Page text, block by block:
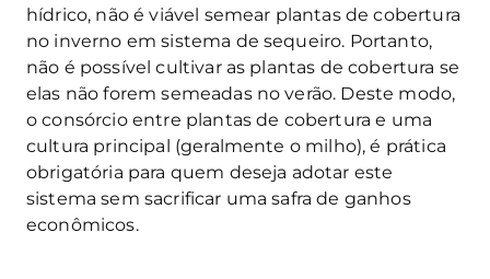
hídrico, não é viável semear plantas de cobertura
no inverno em sistema de sequeiro. Portanto,
não é possível cultivar as plantas de cobertura se
elas não forem semeadas no verão. Deste modo,
o consórcio entre plantas de cobertura e uma
cultura principal (geralmente o milho), é prática
obrigatória para quem deseja adotar este
sistema sem sacrificar uma safra de ganhos
econômicos.